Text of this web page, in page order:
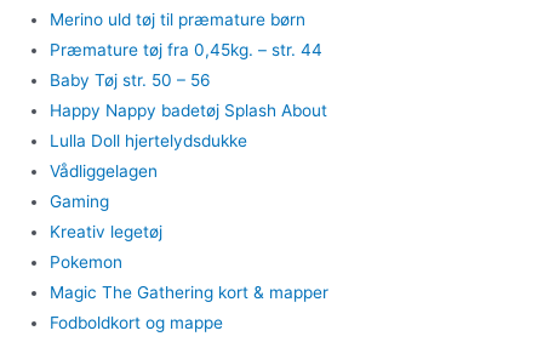
Merino uld tøj til præmature børn
Præmature tøj fra 0,45kg. – str. 44
Baby Tøj str. 50 – 56
Happy Nappy badetøj Splash About
Lulla Doll hjertelydsdukke
Vådliggelagen
Gaming
Kreativ legetøj
Pokemon
Magic The Gathering kort & mapper
Fodboldkort og mappe